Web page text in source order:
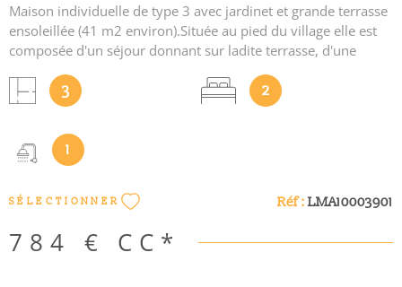
Maison individuelle de type 3 avec jardinet et grande terrasse
ensoleillée (41 m2 environ).Située au pied du village elle est
composée d'un séjour donnant sur ladite terrasse, d'une
d'une salle d'eau et d'un WC. Une cave s'étendant sous toute
la surface de la maison. Chauffage individuel électrique. Place
sur colline.“Les informations sur les risques auxquels ce bien
est exposé sont disponibles sur le site Géorisques
3 2
1
SÉLECTIONNER Réf : LMA10003901
784 € CC*